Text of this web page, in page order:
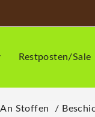
Restposten/Sale
Stoffen